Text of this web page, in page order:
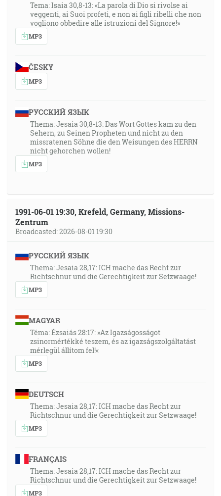
Tema: Isaia 30,8-13: «La parola di Dio si rivolse ai
veggenti, ai Suoi profeti, e non ai figli ribelli che non
vogliono obbedire alle istruzioni del Signore!»
MP3
ČESKY
MP3
РУССКИЙ ЯЗЫК
Thema: Jesaia 30,8-13: Das Wort Gottes kam zu den
Sehern, zu Seinen Propheten und nicht zu den
missratenen Söhne die den Weisungen des HERRN
nicht gehorchen wollen!
MP3
1991-06-01 19:30, Krefeld, Germany, Missions-
Zentrum
Broadcasted: 2026-08-01 19:30
РУССКИЙ ЯЗЫК
Thema: Jesaia 28,17: ICH mache das Recht zur
Richtschnur und die Gerechtigkeit zur Setzwaage!
MP3
MAGYAR
Téma: Ézsaiás 28:17: »Az Igazságosságot
zsinormértékké teszem, és az igazságszolgáltatást
mérlegül állítom fel!«
MP3
DEUTSCH
Thema: Jesaia 28,17: ICH mache das Recht zur
Richtschnur und die Gerechtigkeit zur Setzwaage!
MP3
FRANÇAIS
Thema: Jesaia 28,17: ICH mache das Recht zur
Richtschnur und die Gerechtigkeit zur Setzwaage!
MP3